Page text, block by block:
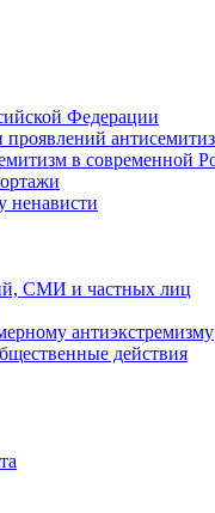
Федерации
в современной
ненависти
СМИ и частных лиц
антиэкстремизму
действия